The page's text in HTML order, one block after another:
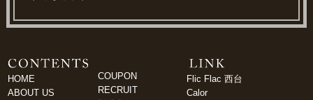
HOME
ABOUT US
COUPON
RECRUIT
Flic Flac 西台
Calor